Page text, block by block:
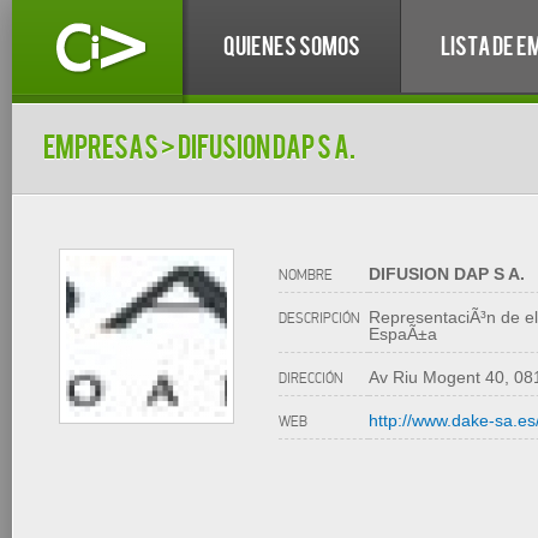
QUIENES SOMOS LISTA DE
empresas> DIFUSION DAP S A.
NOMBRE DIFUSION DAP S A.
DESCRIPCIÓN
RepresentaciÃ³n de
EspaÃ±a
DIRECCIÓN Av Riu Mogent 40,
WEB http://www.dake-